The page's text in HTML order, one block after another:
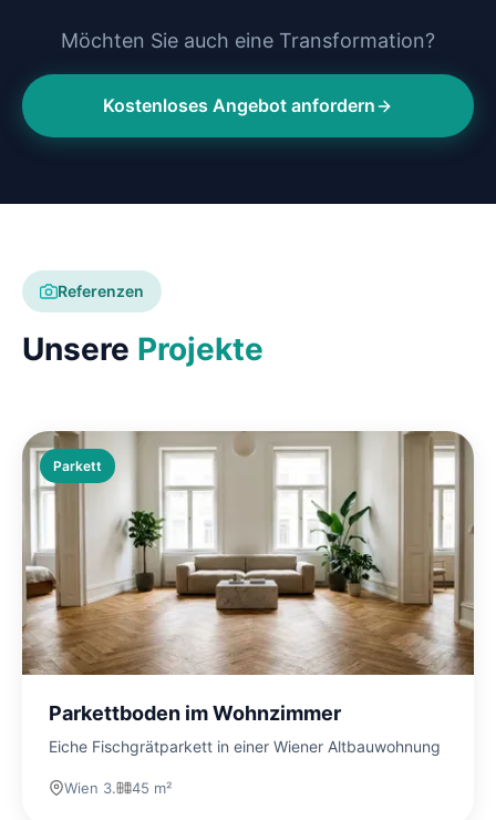
Möchten Sie auch eine Transformation?
Kostenloses Angebot anfordern
Referenzen
Unsere Projekte
Parkett
Parkettboden im Wohnzimmer
Eiche Fischgrätparkett in einer Wiener Altbauwohnung
Wien 3. 45 m²